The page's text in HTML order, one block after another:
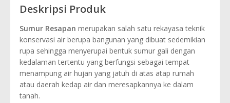
Deskripsi Produk
Sumur Resapan merupakan salah satu rekayasa teknik
konservasi air berupa bangunan yang dibuat sedemikian
rupa sehingga menyerupai bentuk sumur gali dengan
kedalaman tertentu yang berfungsi sebagai tempat
menampung air hujan yang jatuh di atas atap rumah
atau daerah kedap air dan meresapkannya ke dalam
tanah.